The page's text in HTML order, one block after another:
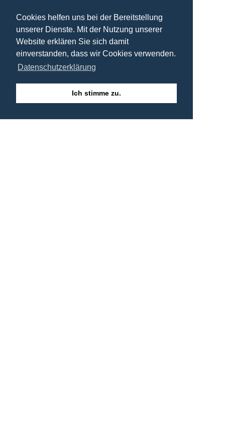
Cookies helfen uns bei der Bereitstellung
unserer Dienste. Mit der Nutzung unserer
Website erklären Sie sich damit
einverstanden, dass wir Cookies verwenden.
Datenschutzerklärung
Ich stimme zu.